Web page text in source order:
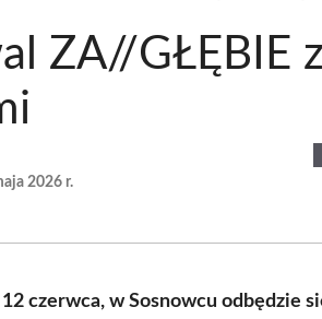
ZA//GŁĘBIE
2026 r.
12 czerwca, w Sosnowcu odbędzie